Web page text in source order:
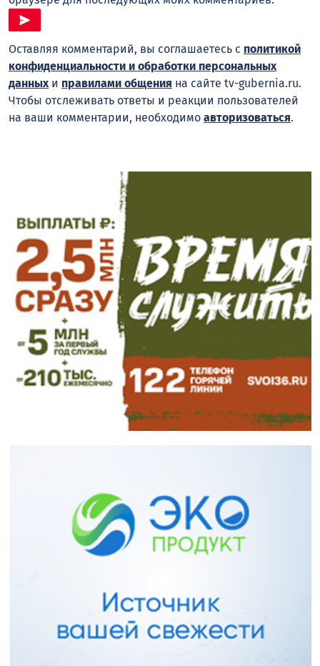
Оставляя комментарий, вы соглашаетесь с политикой
конфиденциальности и обработки персональных
данныхи правилами общения на сайте tv-gubernia.ru.
Чтобы отслеживать ответы и реакции пользователей
на ваши комментарии, необходимо авторизоваться.